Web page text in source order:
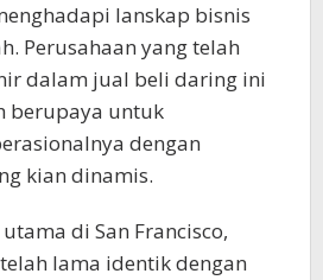
lanskap bisnis
Perusahaan yang telah
dalam jual beli daring ini
berupaya untuk
dengan
kian dinamis.
di San Francisco,
lama identik dengan